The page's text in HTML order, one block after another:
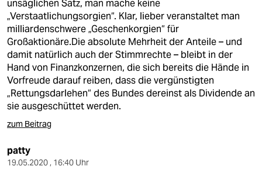
unsäglichen Satz, man mache keine
„Verstaatlichungsorgien“. Klar, lieber veranstaltet man
milliardenschwere „Geschenkorgien“ für
Großaktionäre.Die absolute Mehrheit der Anteile – und
damit natürlich auch der Stimmrechte – bleibt in der
Hand von Finanzkonzernen, die sich bereits die Hände in
Vorfreude darauf reiben, dass die vergünstigten
„Rettungsdarlehen“ des Bundes dereinst als Dividende an
sie ausgeschüttet werden.
zum Beitrag
patty
19.05.2020 , 16:40 Uhr